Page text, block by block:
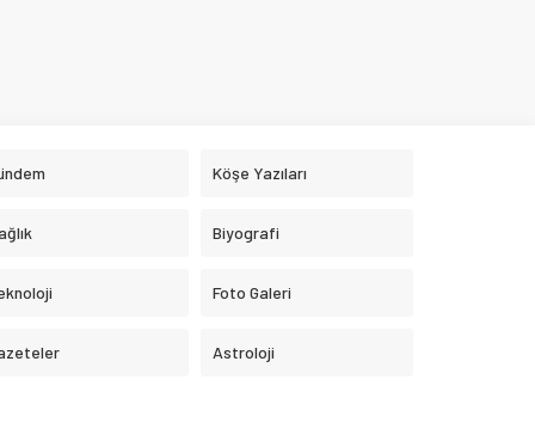
Köşe Yazıları
Biyografi
Foto Galeri
Astroloji